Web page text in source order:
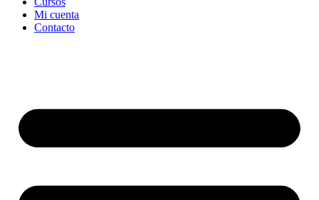
Mi cuenta
Contacto